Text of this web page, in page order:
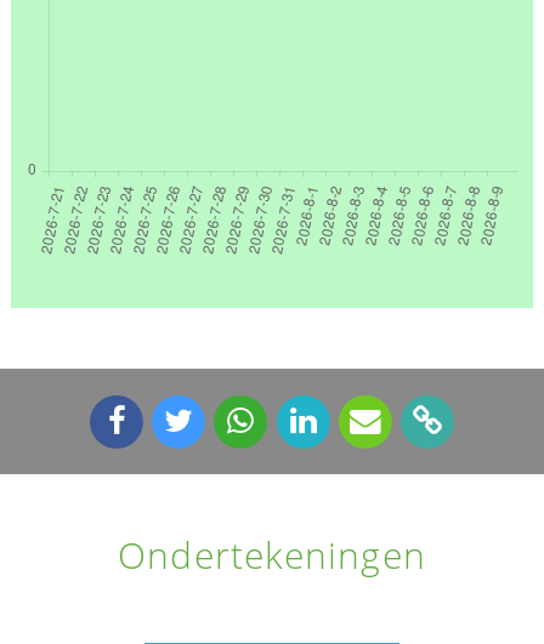
Ondertekeningen